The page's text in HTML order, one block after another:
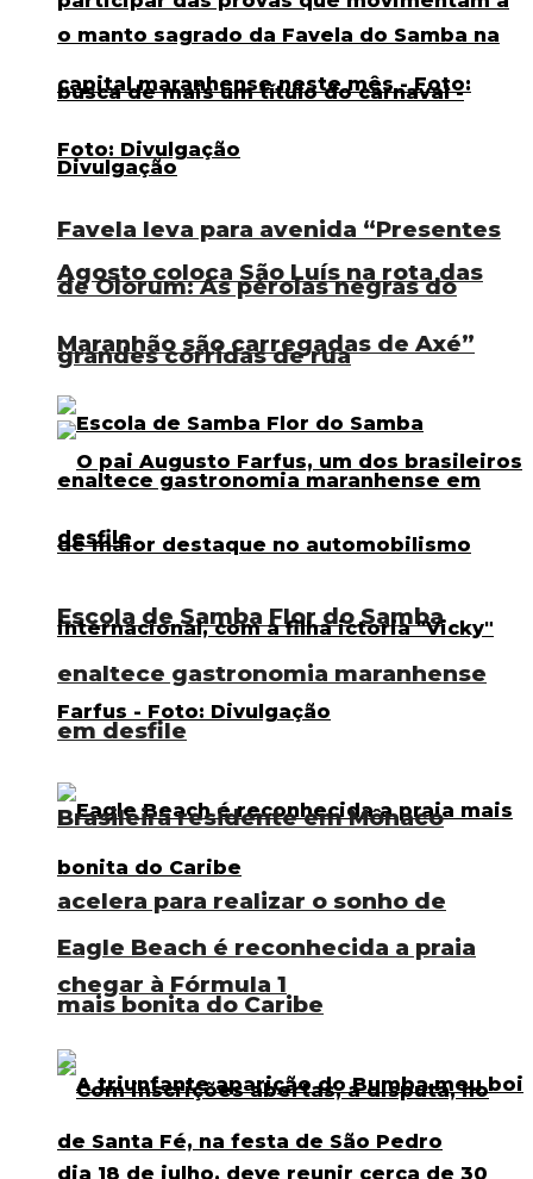
Favela leva para avenida “Presentes
de Olorum: As pérolas negras do
Maranhão são carregadas de Axé”
Escola de Samba Flor do Samba
enaltece gastronomia maranhense
em desfile
Eagle Beach é reconhecida a praia
mais bonita do Caribe
Agosto coloca São Luís na rota das
grandes corridas de rua
Brasileira residente em Mônaco
acelera para realizar o sonho de
chegar à Fórmula 1